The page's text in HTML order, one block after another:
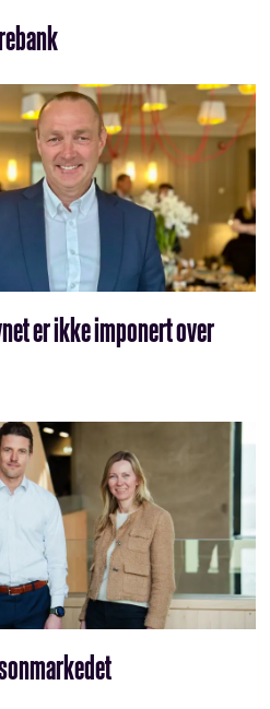
er ikke imponert over